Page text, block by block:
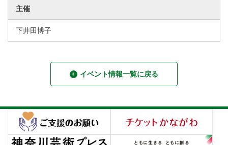
主催
下井田博子
イベント情報一覧に戻る